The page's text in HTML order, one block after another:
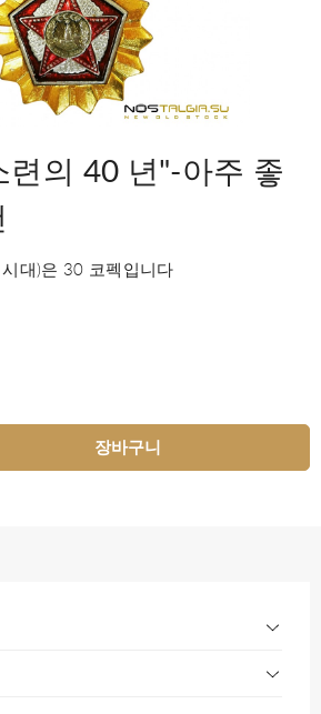
련의 40 년"-아주 좋
대)은 30 코펙입니다
장바구니